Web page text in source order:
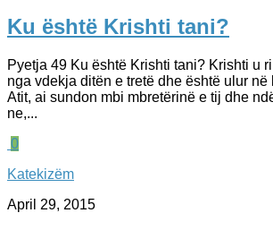
Ku është Krishti tani?
Pyetja 49 Ku është Krishti tani? Krishti u
nga vdekja ditën e tretë dhe është ulur në
Atit, ai sundon mbi mbretërinë e tij dhe
ne,...
0
Katekizëm
April 29, 2015